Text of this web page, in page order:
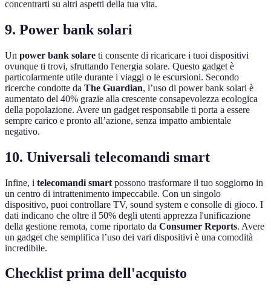
concentrarti su altri aspetti della tua vita.
9. Power bank solari
Un power bank solare ti consente di ricaricare i tuoi dispositivi
ovunque ti trovi, sfruttando l'energia solare. Questo gadget è
particolarmente utile durante i viaggi o le escursioni. Secondo
ricerche condotte da The Guardian, l’uso di power bank solari è
aumentato del 40% grazie alla crescente consapevolezza ecologica
della popolazione. Avere un gadget responsabile ti porta a essere
sempre carico e pronto all’azione, senza impatto ambientale
negativo.
10. Universali telecomandi smart
Infine, i telecomandi smart possono trasformare il tuo soggiorno in
un centro di intrattenimento impeccabile. Con un singolo
dispositivo, puoi controllare TV, sound system e consolle di gioco. I
dati indicano che oltre il 50% degli utenti apprezza l'unificazione
della gestione remota, come riportato da Consumer Reports. Avere
un gadget che semplifica l’uso dei vari dispositivi è una comodità
incredibile.
Checklist prima dell'acquisto